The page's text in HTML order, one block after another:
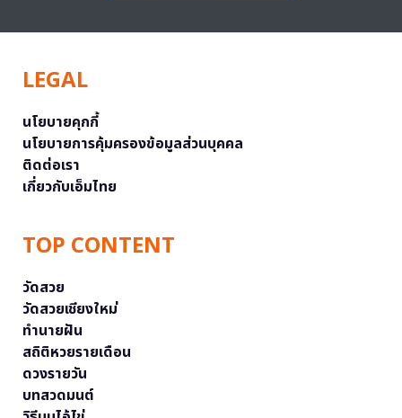
LEGAL
นโยบายคุกกี้
นโยบายการคุ้มครองข้อมูลส่วนบุคคล
ติดต่อเรา
เกี่ยวกับเอ็มไทย
TOP CONTENT
วัดสวย
วัดสวยเชียงใหม่
ทำนายฝัน
สถิติหวยรายเดือน
ดวงรายวัน
บทสวดมนต์